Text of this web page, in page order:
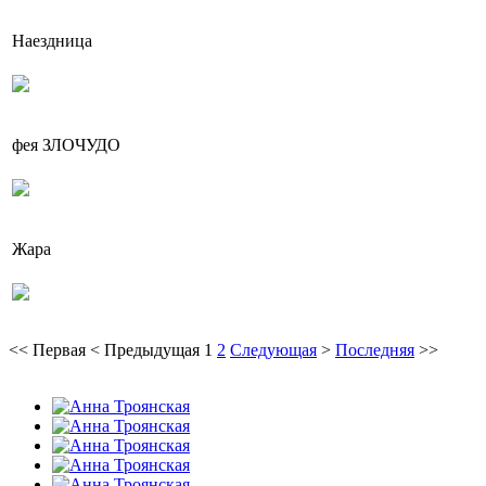
Наездница
фея ЗЛОЧУДО
Жара
<< Первая < Предыдущая 1 2 Следующая > Последняя >>